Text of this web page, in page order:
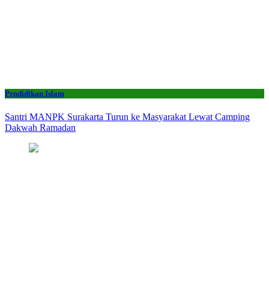
Pendidikan Islam
Santri MANPK Surakarta Turun ke Masyarakat Lewat Camping
Dakwah Ramadan